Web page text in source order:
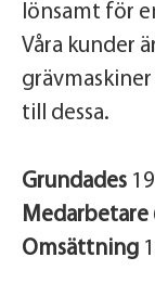
lönsamt för
Våra kunder
till dessa.
Grundades
Medarbetare
Omsättning